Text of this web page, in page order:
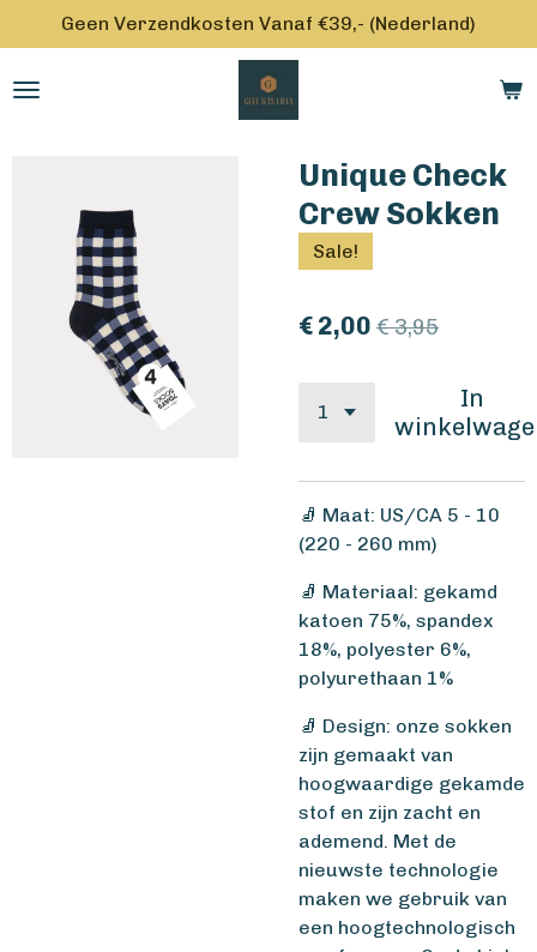
direct
naar
Geen Verzendkosten Vanaf €39,- (Nederland)
Unique Check
Crew Sokken
Sale!
€ 2,00 € 3,95
In
🧦 Maat: US/CA 5 - 10
(220 - 260 mm)
🧦 Materiaal: gekamd
katoen 75%, spandex
18%, polyester 6%,
polyurethaan 1%
🧦 Design: onze sokken
zijn gemaakt van
hoogwaardige gekamde
stof en zijn zacht en
ademend. Met de
nieuwste technologie
maken we gebruik van
een hoogtechnologisch